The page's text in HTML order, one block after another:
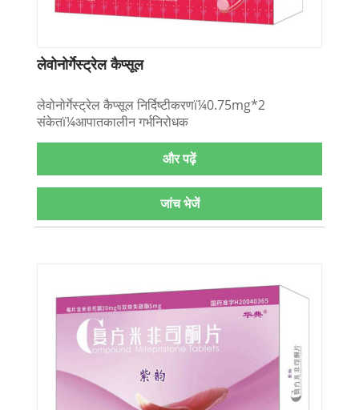
लेवोनोर्गेस्ट्रेल कैप्सूल
लेवोनोर्गेस्ट्रेल कैप्सूल निर्दिष्टीकरणï¼0.75mg*2
संकेतï¼आपातकालीन गर्भनिरोधक
और पढ़ें
जांच भेजें